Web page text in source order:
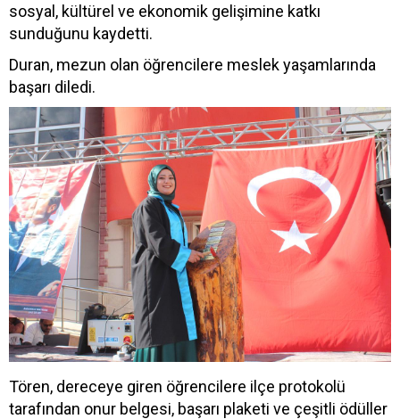
sosyal, kültürel ve ekonomik gelişimine katkı
sunduğunu kaydetti.
Duran, mezun olan öğrencilere meslek yaşamlarında
başarı diledi.
Tören, dereceye giren öğrencilere ilçe protokolü
tarafından onur belgesi, başarı plaketi ve çeşitli ödüller